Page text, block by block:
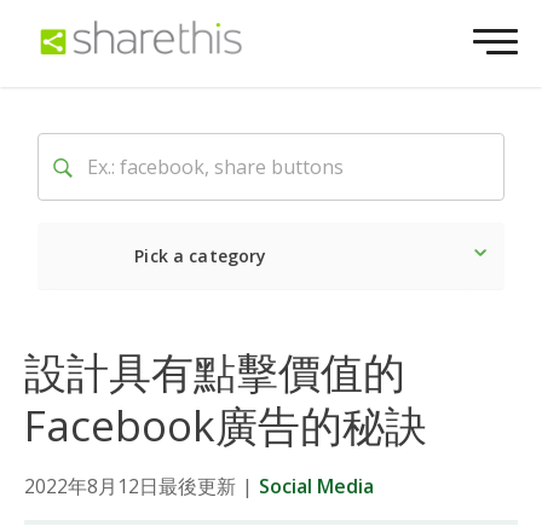
Pick a category
設計具有點擊價值的
Facebook廣告的秘訣
2022年8月12日最後更新 | Social Media